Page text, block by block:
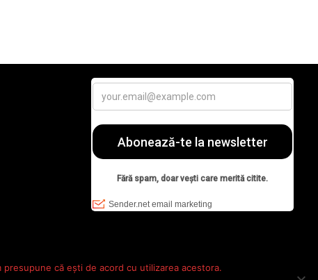
că ești de acord cu utilizarea acestora.